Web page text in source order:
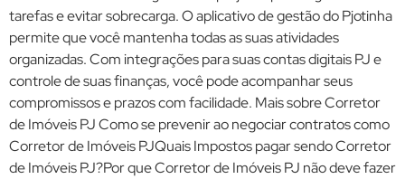
tarefas e evitar sobrecarga. O aplicativo de gestão do Pjotinha
permite que você mantenha todas as suas atividades
organizadas. Com integrações para suas contas digitais PJ e
controle de suas finanças, você pode acompanhar seus
compromissos e prazos com facilidade. Mais sobre Corretor
de Imóveis PJ Como se prevenir ao negociar contratos como
Corretor de Imóveis PJQuais Impostos pagar sendo Corretor
de Imóveis PJ?Por que Corretor de Imóveis PJ não deve fazer